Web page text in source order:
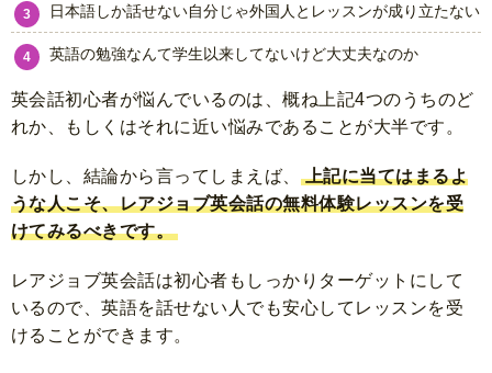
日本語しか話せない自分じゃ外国人とレッスンが成り立たない
英語の勉強なんて学生以来してないけど大丈夫なのか
英会話初心者が悩んでいるのは、概ね上記4つのうちのど
れか、もしくはそれに近い悩みであることが大半です。
しかし、結論から言ってしまえば、
上記に当てはまるよ
うな人こそ、レアジョブ英会話の無料体験レッスンを受
けてみるべきです。
レアジョブ英会話は初心者もしっかりターゲットにして
いるので、英語を話せない人でも安心してレッスンを受
けることができます。